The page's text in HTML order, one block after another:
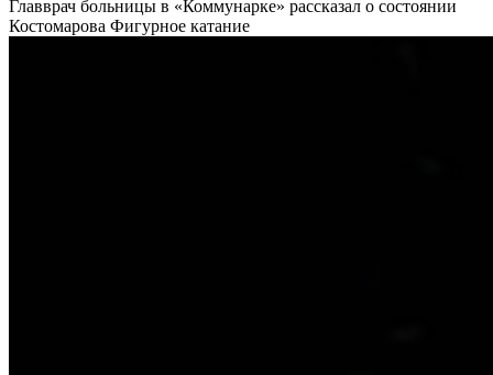
Главврач больницы в «Коммунарке» рассказал о состоянии
Костомарова Фигурное катание